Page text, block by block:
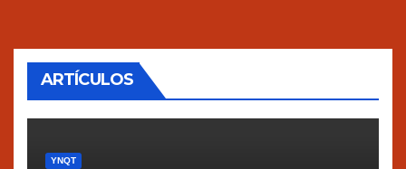
ARTÍCULOS
YNQT